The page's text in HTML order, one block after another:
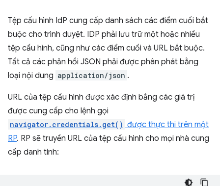
Tệp cấu hình IdP cung cấp danh sách các điểm cuối bắt
buộc cho trình duyệt. IDP phải lưu trữ một hoặc nhiều
tệp cấu hình, cũng như các điểm cuối và URL bắt buộc.
Tất cả các phản hồi JSON phải được phân phát bằng
loại nội dung application/json .
URL của tệp cấu hình được xác định bằng các giá trị
được cung cấp cho lệnh gọi
navigator.credentials.get() được thực thi trên một
RP. RP sẽ truyền URL của tệp cấu hình cho mọi nhà cung
cấp danh tính: